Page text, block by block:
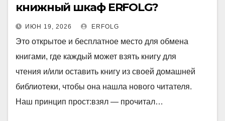
книжный шкаф ERFOLG?
ИЮН 19, 2026 ERFOLG
Это открытое и бесплатное место для обмена
книгами, где каждый может взять книгу для
чтения и/или оставить книгу из своей домашней
библиотеки, чтобы она нашла нового читателя.
Наш принцип прост:взял — прочитал…